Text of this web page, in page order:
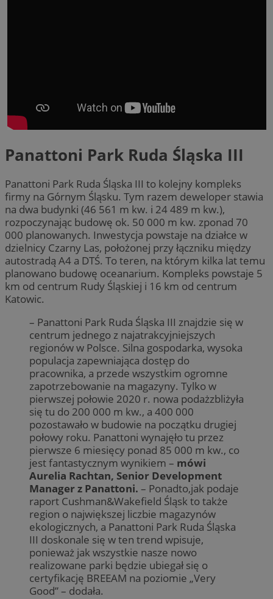
Panattoni Park Ruda Śląska III
Panattoni Park Ruda Śląska III to kolejny kompleks
firmy na Górnym Śląsku. Tym razem deweloper stawia
na dwa budynki (46 561 m kw. i 24 489 m kw.),
rozpoczynając budowę ok. 50 000 m kw. zponad 70
000 planowanych. Inwestycja powstaje na działce w
dzielnicy Czarny Las, położonej przy łączniku między
autostradą A4 a DTŚ. To teren, na którym kilka lat temu
planowano budowę oceanarium. Kompleks powstaje 5
km od centrum Rudy Śląskiej i 16 km od centrum
Katowic.
– Panattoni Park Ruda Śląska III znajdzie się w
centrum jednego z najatrakcyjniejszych
regionów w Polsce. Silna gospodarka, wysoka
populacja zapewniająca dostęp do
pracownika, a przede wszystkim ogromne
zapotrzebowanie na magazyny. Tylko w
pierwszej połowie 2020 r. nowa podażzbliżyła
się tu do 200 000 m kw., a 400 000
pozostawało w budowie na początku drugiej
połowy roku. Panattoni wynajęło tu przez
pierwsze 6 miesięcy ponad 85 000 m kw., co
jest fantastycznym wynikiem – mówi
Aurelia Rachtan, Senior Development
Manager z Panattoni. – Ponadto,jak podaje
raport Cushman&Wakefield Śląsk to także
region o największej liczbie magazynów
ekologicznych, a Panattoni Park Ruda Śląska
III doskonale się w ten trend wpisuje,
ponieważ jak wszystkie nasze nowo
realizowane parki będzie ubiegał się o
certyfikację BREEAM na poziomie „Very
Good” – dodała.